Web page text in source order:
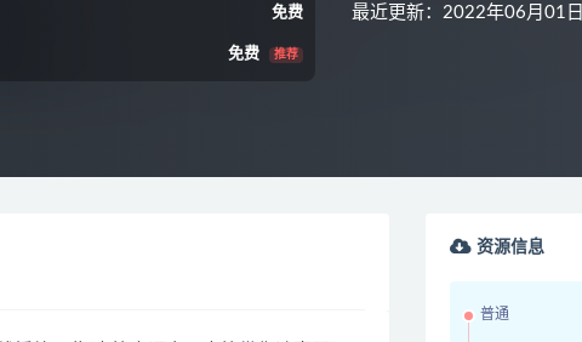
免费
免费 推荐
最近更新：2022年06月01日
资源信息
普通